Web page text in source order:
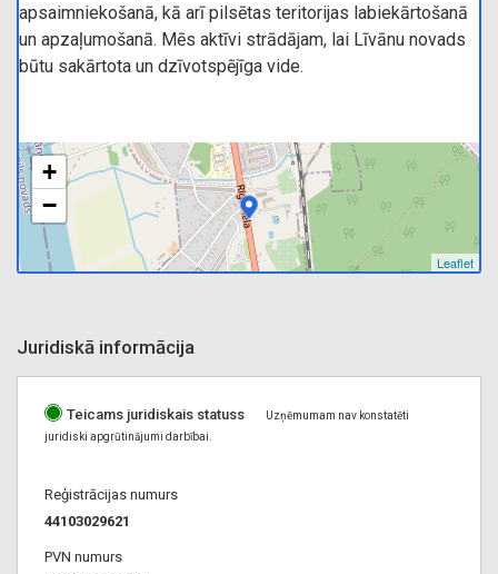
apsaimniekošanā, kā arī pilsētas teritorijas labiekārtošanā
un apzaļumošanā. Mēs aktīvi strādājam, lai Līvānu novads
būtu sakārtota un dzīvotspējīga vide.
+
−
Leaflet
Juridiskā informācija
Teicams juridiskais statuss
Uzņēmumam nav konstatēti
juridiski apgrūtinājumi darbībai.
Reģistrācijas numurs
44103029621
PVN numurs